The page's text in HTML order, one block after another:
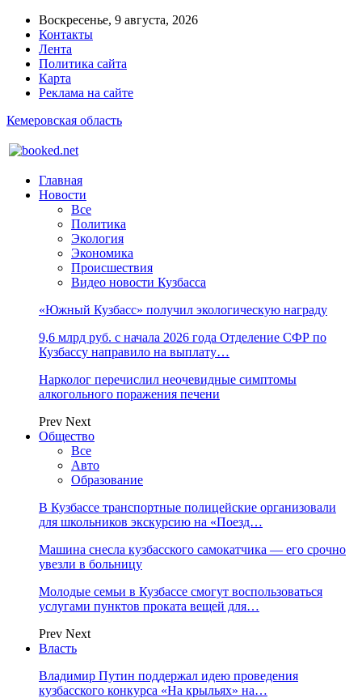
Воскресенье, 9 августа, 2026
Контакты
Лента
Политика сайта
Карта
Реклама на сайте
Кемеровская область
Главная
Новости
Все
Политика
Экология
Экономика
Происшествия
Видео новости Кузбасса
«Южный Кузбасс» получил экологическую награду
9,6 млрд руб. с начала 2026 года Отделение СФР по
Кузбассу направило на выплату…
Нарколог перечислил неочевидные симптомы
алкогольного поражения печени
Prev Next
Общество
Все
Авто
Образование
В Кузбассе транспортные полицейские организовали
для школьников экскурсию на «Поезд…
Машина снесла кузбасского самокатчика — его срочно
увезли в больницу
Молодые семьи в Кузбассе смогут воспользоваться
услугами пунктов проката вещей для…
Prev Next
Власть
Владимир Путин поддержал идею проведения
кузбасского конкурса «На крыльях» на…